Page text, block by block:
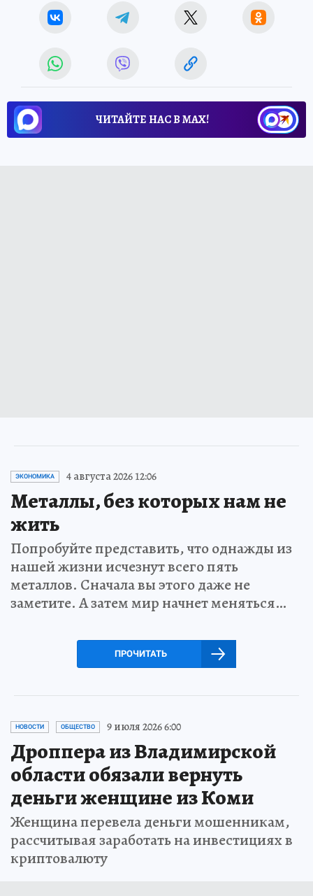
ЧИТАЙТЕ НАС В МАХ!
ЭКОНОМИКА 4 августа 2026 12:06
Металлы, без которых нам не
жить
Попробуйте представить, что однажды из
нашей жизни исчезнут всего пять
металлов. Сначала вы этого даже не
заметите. А затем мир начнет меняться…
ПРОЧИТАТЬ
НОВОСТИ ОБЩЕСТВО 9 июля 2026 6:00
Дроппера из Владимирской
области обязали вернуть
деньги женщине из Коми
Женщина перевела деньги мошенникам,
рассчитывая заработать на инвестициях в
криптовалюту